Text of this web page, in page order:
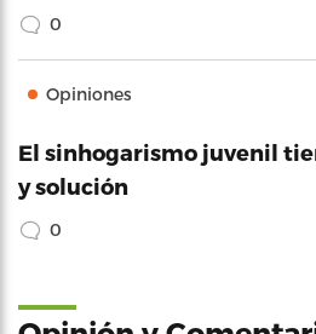
0
Opiniones
El sinhogarismo juvenil
y solución
0